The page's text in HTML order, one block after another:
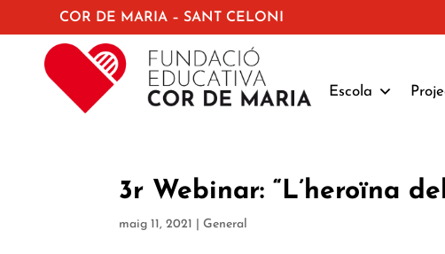
COR DE MARIA – SANT CELONI
Escola
3r Webinar: “L’heroïna
maig 11, 2021 |General